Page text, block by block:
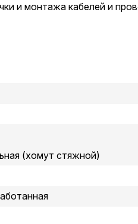
и монтажа кабелей и
(хомут стяжной)